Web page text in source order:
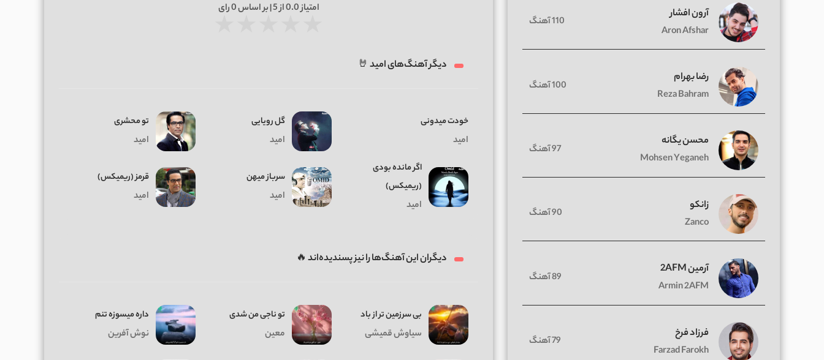
امتیاز0.0از 5 | بر اساس 0رای
دیگر آهنگ‌های امید 🤘
خودت میدونی
امید
گل رویایی
امید
تو محشری
امید
اگر مانده بودی
(ریمیکس)
امید
سرباز میهن
امید
قرمز (ریمیکس)
امید
دیگران این آهنگ‌ها را نیز پسندیده‌اند 🔥
بی سرزمین تر از باد
سیاوش قمیشی
تو ناجی من شدی
معین
داره میسوزه تنم
نوش آفرین
آرون افشار
Aron Afshar
110 آهنگ
رضا بهرام
Reza Bahram
100 آهنگ
محسن یگانه
Mohsen Yeganeh
97 آهنگ
زانکو
Zanco
90 آهنگ
آرمین 2AFM
Armin 2AFM
89 آهنگ
فرزاد فرخ
Farzad Farokh
79 آهنگ